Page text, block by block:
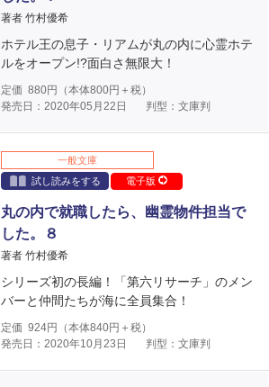
著者 竹村優希
ホテル王の息子・リアムが丸の内に心霊ホテ
ルをオープン!?面白さ無限大！
定価 880円（本体800円＋税）
発売日：2020年05月22日
判型：文庫判
一般文庫
試し読みをする
電子版
丸の内で就職したら、幽霊物件担当で
した。８
著者 竹村優希
シリーズ初の長編！「第六リサーチ」のメン
バーと仲間たちが海に全員集合！
定価 924円（本体840円＋税）
発売日：2020年10月23日
判型：文庫判